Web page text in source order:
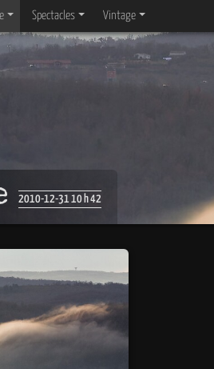
Spectacles Vintage
2010-12-31 10 h 42